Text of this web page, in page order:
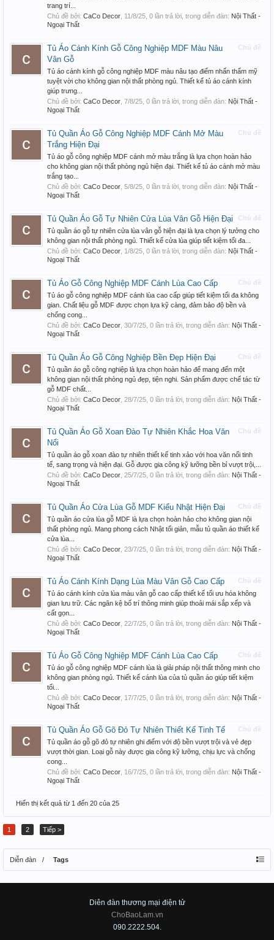
trang trí...
Chủ đề bởi: CaCo Decor 11/8/25 , 0 lần trả lời, trong diễn đàn: Nội Thất -
Ngoại Thất
Chủ đề
Tủ Áo Cánh Kính Gỗ Công Nghiệp MDF Màu Nâu
Vân Gỗ
Tủ áo cánh kính gỗ công nghiệp MDF màu nâu tạo điểm nhấn thẩm mỹ
tuyệt vời cho không gian nội thất phòng ngủ. Thiết kế tủ áo cánh kính
giúp trưng...
Chủ đề bởi: CaCo Decor 7/8/25 , 0 lần trả lời, trong diễn đàn: Nội Thất -
Ngoại Thất
Chủ đề
Tủ Quần Áo Gỗ Công Nghiệp MDF Cánh Mở Màu
Trắng Hiện Đại
Tủ áo gỗ công nghiệp MDF cánh mở màu trắng là lựa chọn hoàn hảo
cho không gian nội thất phòng ngủ hiện đại. Thiết kế tủ áo cánh mở màu
trắng tạo...
Chủ đề bởi: CaCo Decor 5/8/25 , 0 lần trả lời, trong diễn đàn: Nội Thất -
Ngoại Thất
Chủ đề
Tủ Quần Áo Gỗ Tự Nhiên Cửa Lùa Vân Gỗ Hiện Đại
Tủ quần áo gỗ tự nhiên cửa lùa vân gỗ hiện đại là lựa chọn lý tưởng cho
không gian nội thất phòng ngủ. Thiết kế cửa lùa giúp tiết kiệm tối đa...
Chủ đề bởi: CaCo Decor 1/8/25 , 0 lần trả lời, trong diễn đàn: Nội Thất -
Ngoại Thất
Chủ đề
Tủ Áo Gỗ Công Nghiệp MDF Cánh Lùa Cao Cấp
Tủ áo gỗ công nghiệp MDF cánh lùa cao cấp giúp tiết kiệm tối đa không
gian. Chất liệu gỗ MDF được chọn lựa kỹ càng, đảm bảo độ bền và
chống cong...
Chủ đề bởi: CaCo Decor 30/7/25 , 0 lần trả lời, trong diễn đàn: Nội Thất -
Ngoại Thất
Chủ đề
Tủ Quần Áo Gỗ Công Nghiệp Bền Đẹp Hiện Đại
Tủ quần áo gỗ công nghiệp là lựa chọn hoàn hảo để mang đến một
không gian nội thất phòng ngủ đẹp, tiện nghi. Sản phẩm được chế tác từ
gỗ MDF chất...
Chủ đề bởi: CaCo Decor 28/7/25 , 0 lần trả lời, trong diễn đàn: Nội Thất -
Ngoại Thất
Chủ đề
Tủ Quần Áo Gỗ Xoan Đào Tự Nhiên Khắc Hoa Văn
Nổi
Tủ quần áo gỗ xoan đào tự nhiên thiết kế tinh xảo với hoa văn nổi tinh
tế, sang trọng và hiện đại. Gỗ được gia công kỹ lưỡng bền bỉ vượt trội,...
Chủ đề bởi: CaCo Decor 25/7/25 , 0 lần trả lời, trong diễn đàn: Nội Thất -
Ngoại Thất
Chủ đề
Tủ Quần Áo Cửa Lùa Gỗ MDF Kiểu Nhật Hiện Đại
Tủ quần áo cửa lùa gỗ MDF là lựa chọn hoàn hảo cho không gian nội
thất phòng ngủ. Mang phong cách Nhật tối giản, mẫu tủ quần áo thiết kế
cửa lùa...
Chủ đề bởi: CaCo Decor 23/7/25 , 0 lần trả lời, trong diễn đàn: Nội Thất -
Ngoại Thất
Chủ đề
Tủ Áo Cánh Kính Dạng Lùa Màu Vân Gỗ Cao Cấp
Tủ áo cánh kính cửa lùa màu vân gỗ cao cấp thiết kế tối ưu hóa không
gian lưu trữ. Các ngăn kệ bố trí thông minh giúp thoải mái sắp xếp và
cất gọn...
Chủ đề bởi: CaCo Decor 22/7/25 , 0 lần trả lời, trong diễn đàn: Nội Thất -
Ngoại Thất
Chủ đề
Tủ Áo Gỗ Công Nghiệp MDF Cánh Lùa Cao Cấp
Tủ áo gỗ công nghiệp MDF cánh lùa là giải pháp nội thất thông minh cho
không gian phòng ngủ. Thiết kế cánh lùa của tủ quần áo giúp tiết kiệm
tối...
Chủ đề bởi: CaCo Decor 17/7/25 , 0 lần trả lời, trong diễn đàn: Nội Thất -
Ngoại Thất
Chủ đề
Tủ Quần Áo Gỗ Gõ Đỏ Tự Nhiên Thiết Kế Tinh Tế
Tủ quần áo gỗ gõ đỏ tự nhiên ghi điểm với độ bền vượt trội và vẻ đẹp
vượt thời gian. Loại gỗ này được gia công kỹ lưỡng, chịu lực và chống
cong...
Chủ đề bởi: CaCo Decor 16/7/25 , 0 lần trả lời, trong diễn đàn: Nội Thất -
Ngoại Thất
Hiển thị kết quả từ 1 đến 20 của 25
1 2 Tiếp >
Diễn đàn Tags
Diên đàn thương mại điện tử
ChoBaoLam.vn
090.2222.504.